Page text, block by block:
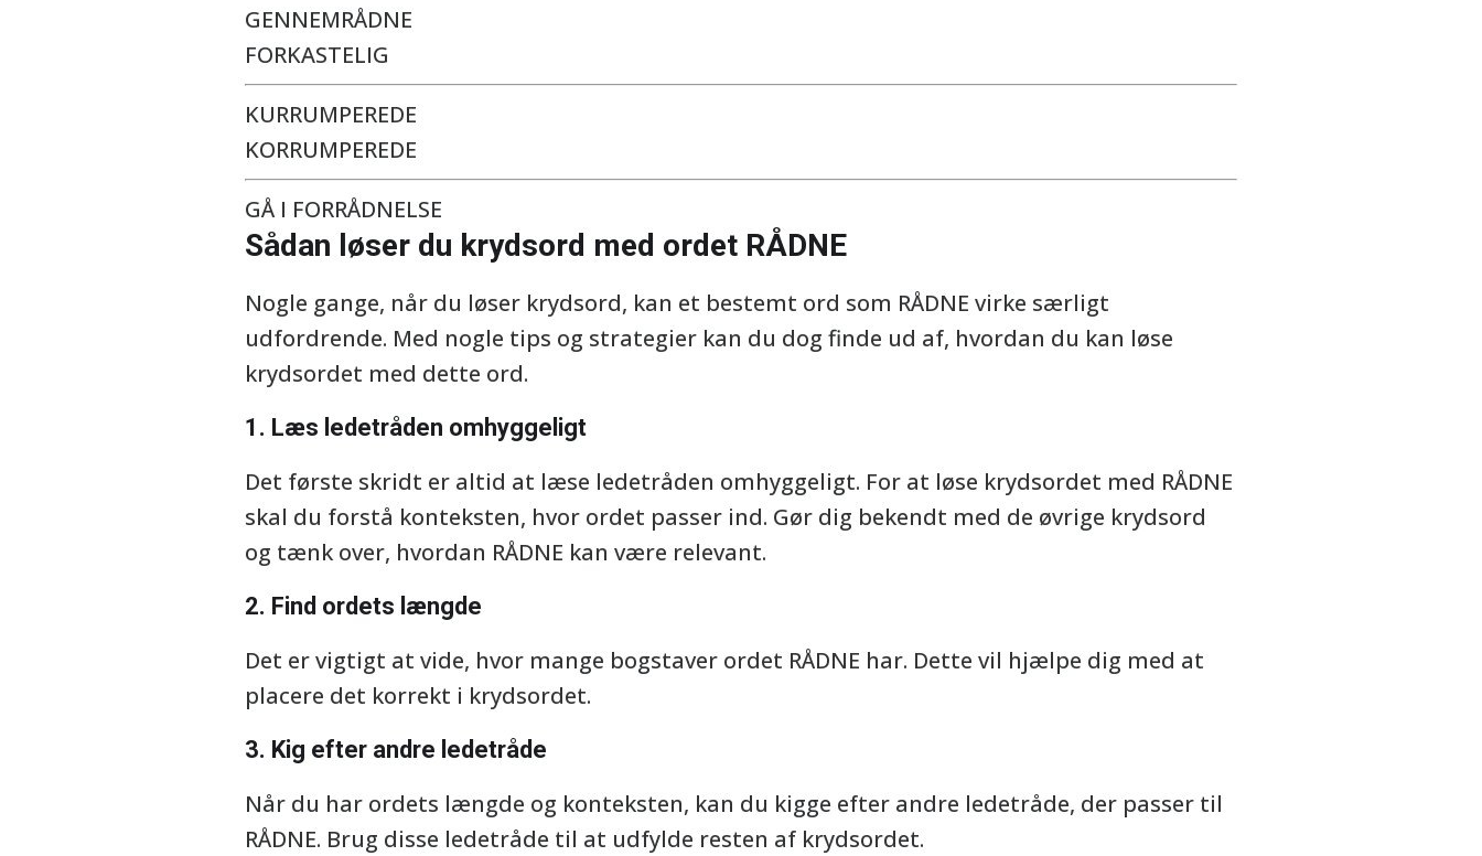
GENNEMRÅDNE
FORKASTELIG
KURRUMPEREDE
KORRUMPEREDE
GÅ I FORRÅDNELSE
Sådan løser du krydsord med ordet RÅDNE
Nogle gange, når du løser krydsord, kan et bestemt ord som RÅDNE virke særligt
udfordrende. Med nogle tips og strategier kan du dog finde ud af, hvordan du kan løse
krydsordet med dette ord.
1. Læs ledetråden omhyggeligt
Det første skridt er altid at læse ledetråden omhyggeligt. For at løse krydsordet med RÅDNE
skal du forstå konteksten, hvor ordet passer ind. Gør dig bekendt med de øvrige krydsord
og tænk over, hvordan RÅDNE kan være relevant.
2. Find ordets længde
Det er vigtigt at vide, hvor mange bogstaver ordet RÅDNE har. Dette vil hjælpe dig med at
placere det korrekt i krydsordet.
3. Kig efter andre ledetråde
Når du har ordets længde og konteksten, kan du kigge efter andre ledetråde, der passer til
RÅDNE. Brug disse ledetråde til at udfylde resten af krydsordet.